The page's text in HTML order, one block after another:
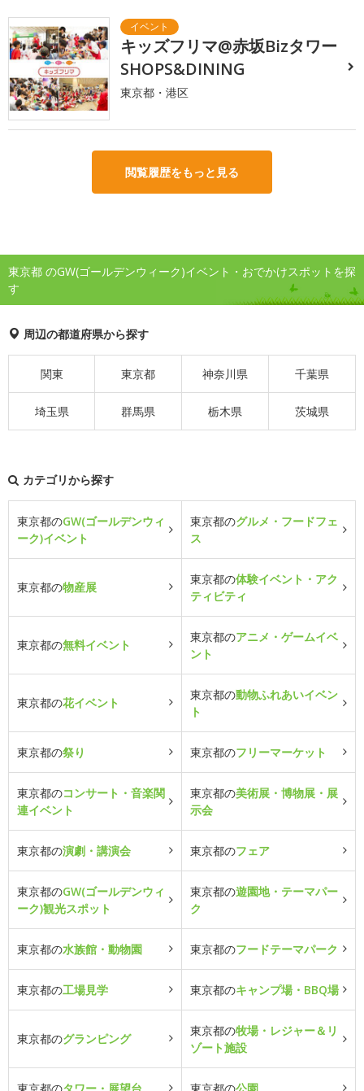
キッズフリマ@赤坂Bizタワー
SHOPS&DINING
東京都・港区
閲覧履歴をもっと見る
東京都 のGW(ゴールデンウィーク)イベント・おでかけスポットを探
す
周辺の都道府県から探す
関東 東京都 神奈川県 千葉県
埼玉県 群馬県 栃木県 茨城県
カテゴリから探す
東京都のGW(ゴールデンウィ
ーク)イベント
東京都のグルメ・フードフェ
ス
東京都の物産展
東京都の体験イベント・アク
ティビティ
東京都の無料イベント
東京都のアニメ・ゲームイベ
ント
東京都の花イベント
東京都の動物ふれあいイベン
ト
東京都の祭り 東京都のフリーマーケット
東京都のコンサート・音楽関
連イベント
東京都の美術展・博物展・展
示会
東京都の演劇・講演会 東京都のフェア
東京都のGW(ゴールデンウィ
ーク)観光スポット
東京都の遊園地・テーマパー
ク
東京都の水族館・動物園 東京都のフードテーマパーク
東京都の工場見学 東京都のキャンプ場・BBQ場
東京都のグランピング
東京都の牧場・レジャー＆リ
ゾート施設